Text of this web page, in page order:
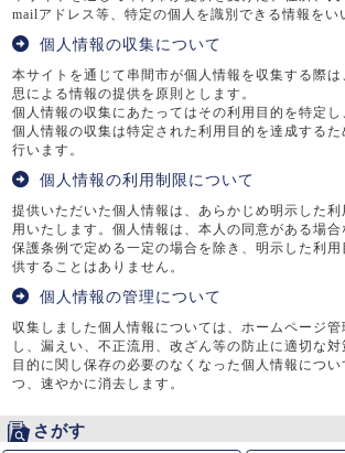
mailアドレス等、特定の個人を識別できる情報をい
個人情報の収集について
本サイトを通じて串間市が個人情報を収集する際
思による情報の提供を原則とします。
個人情報の収集にあたってはその利用目的を特定し
個人情報の収集は特定された利用目的を達成する
行います。
個人情報の利用制限について
提供いただいた個人情報は、あらかじめ明示した利
用いたします。個人情報は、本人の同意がある場
保護条例で定める一定の場合を除き、明示した利
供することはありません。
個人情報の管理について
収集しました個人情報については、ホームページ管
し、漏えい、不正流用、改ざん等の防止に適切な
目的に関し保存の必要のなくなった個人情報につ
つ、速やかに消去します。
さがす